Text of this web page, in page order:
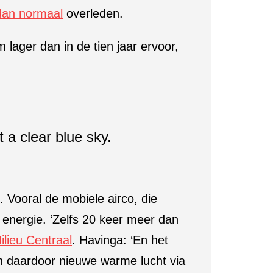
normaal overleden.
lager dan in de tien jaar ervoor,
Vooral de mobiele airco, die
‘Zelfs 20 keer meer dan
Centraal . Havinga: ‘En het
daardoor nieuwe warme lucht via